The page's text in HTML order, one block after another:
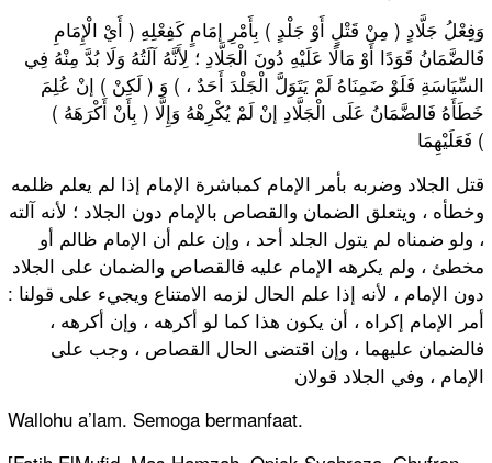
ﻭَﻓِﻌْﻞُ ﺟَﻠَّﺎﺩٍ ( ﻣِﻦْ ﻗَﺘْﻞٍ ﺃَﻭْ ﺟَﻠْﺪٍ ) ﺑِﺄَﻣْﺮِ ﺇﻣَﺎﻡٍ ﻛَﻔِﻌْﻠِﻪِ ( ﺃَﻱْ ﺍﻟْﺈِﻣَﺎﻡِ
ﻓَﺎﻟﻀَّﻤَﺎﻥُ ﻗَﻮَﺩًﺍ ﺃَﻭْ ﻣَﺎﻟًﺎ ﻋَﻠَﻴْﻪِ ﺩُﻭﻥَ ﺍﻟْﺠَﻠَّﺎﺩِ ؛ ﻟِﺄَﻧَّﻪُ ﺁﻟَﺘُﻪُ ﻭَﻟَﺎ ﺑُﺪَّ ﻣِﻨْﻪُ ﻓِﻲ
ﺍﻟﺴِّﻴَﺎﺳَﺔِ ﻓَﻠَﻮْ ﺿَﻤِﻨَﺎﻩُ ﻟَﻢْ ﻳَﺘَﻮَﻝَّ ﺍﻟْﺠَﻠْﺪَ ﺃَﺣَﺪٌ ، ) ﻭَ ( ﻟَﻜِﻦْ ) ﺇﻥْ ﻋُﻠِﻢَ
ﺧَﻄَﺄَﻩُ ﻓَﺎﻟﻀَّﻤَﺎﻥُ ﻋَﻠَﻰ ﺍﻟْﺠَﻠَّﺎﺩِ ﺇﻥْ ﻟَﻢْ ﻳُﻜْﺮِﻫْﻪُ ﻭَﺇِﻟَّﺎ ( ﺑِﺄَﻥْ ﺃَﻛْﺮَﻫَﻪُ )
ﻓَﻌَﻠَﻴْﻬِﻤَﺎ (
قتل الجلاد وضربه بأمر الإمام كمباشرة الإمام إذا لم يعلم ظلمه
وخطأه ، ويتعلق الضمان والقصاص بالإمام دون الجلاد ؛ لأنه آلته
، ولو ضمناه لم يتول الجلد أحد ، وإن علم أن الإمام ظالم أو
مخطئ ، ولم يكرهه الإمام عليه فالقصاص والضمان على الجلاد
دون الإمام ، لأنه إذا علم الحال لزمه الامتناع ويجيء على قولنا :
أمر الإمام إكراه ، أن يكون هذا كما لو أكرهه ، وإن أكرهه ،
فالضمان عليهما ، وإن اقتضى الحال القصاص ، وجب على
الإمام ، وفي الجلاد قولان
Wallohu a’lam. Semoga bermanfaat.